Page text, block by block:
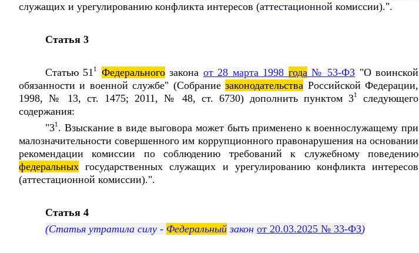
служащих и урегулированию конфликта интересов (аттестационной комиссии).".
Статья 3
Статью 511 Федеральногозакона от 28 марта 1998 года№ 53-ФЗ "О воинской
обязанности и военной службе" (Собраниезаконодательства Российской Федерации,
1998, № 13, ст. 1475; 2011, № 48, ст. 6730) дополнить пунктом 31
следующего
содержания:
"31 . Взыскание в виде выговора может быть применено к военнослужащему при
малозначительности совершенного им коррупционного правонарушения на основании
рекомендации комиссии по соблюдению требований к служебному поведению
федеральных государственных служащих и урегулированию конфликта интересов
(аттестационной комиссии).".
Статья 4
(Статья утратила силу - Федеральный закон от 20.03.2025 № 33-ФЗ)